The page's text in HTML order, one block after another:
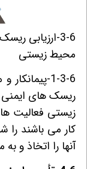
3-6-ارزیابی
محیط زیستی
1-3-6-
ریسک های
زیستی فعالیت
کار می باشند را
آنها را اتخاذ و به